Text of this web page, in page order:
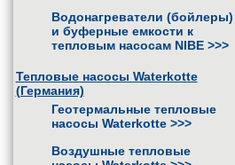
Водонагреватели (бойлеры)
и буферные емкости к
тепловым насосам NIBE >>>
Тепловые насосы Waterkotte
(Германия)
Геотермальные тепловые
насосы Waterkotte >>>
Воздушные тепловые